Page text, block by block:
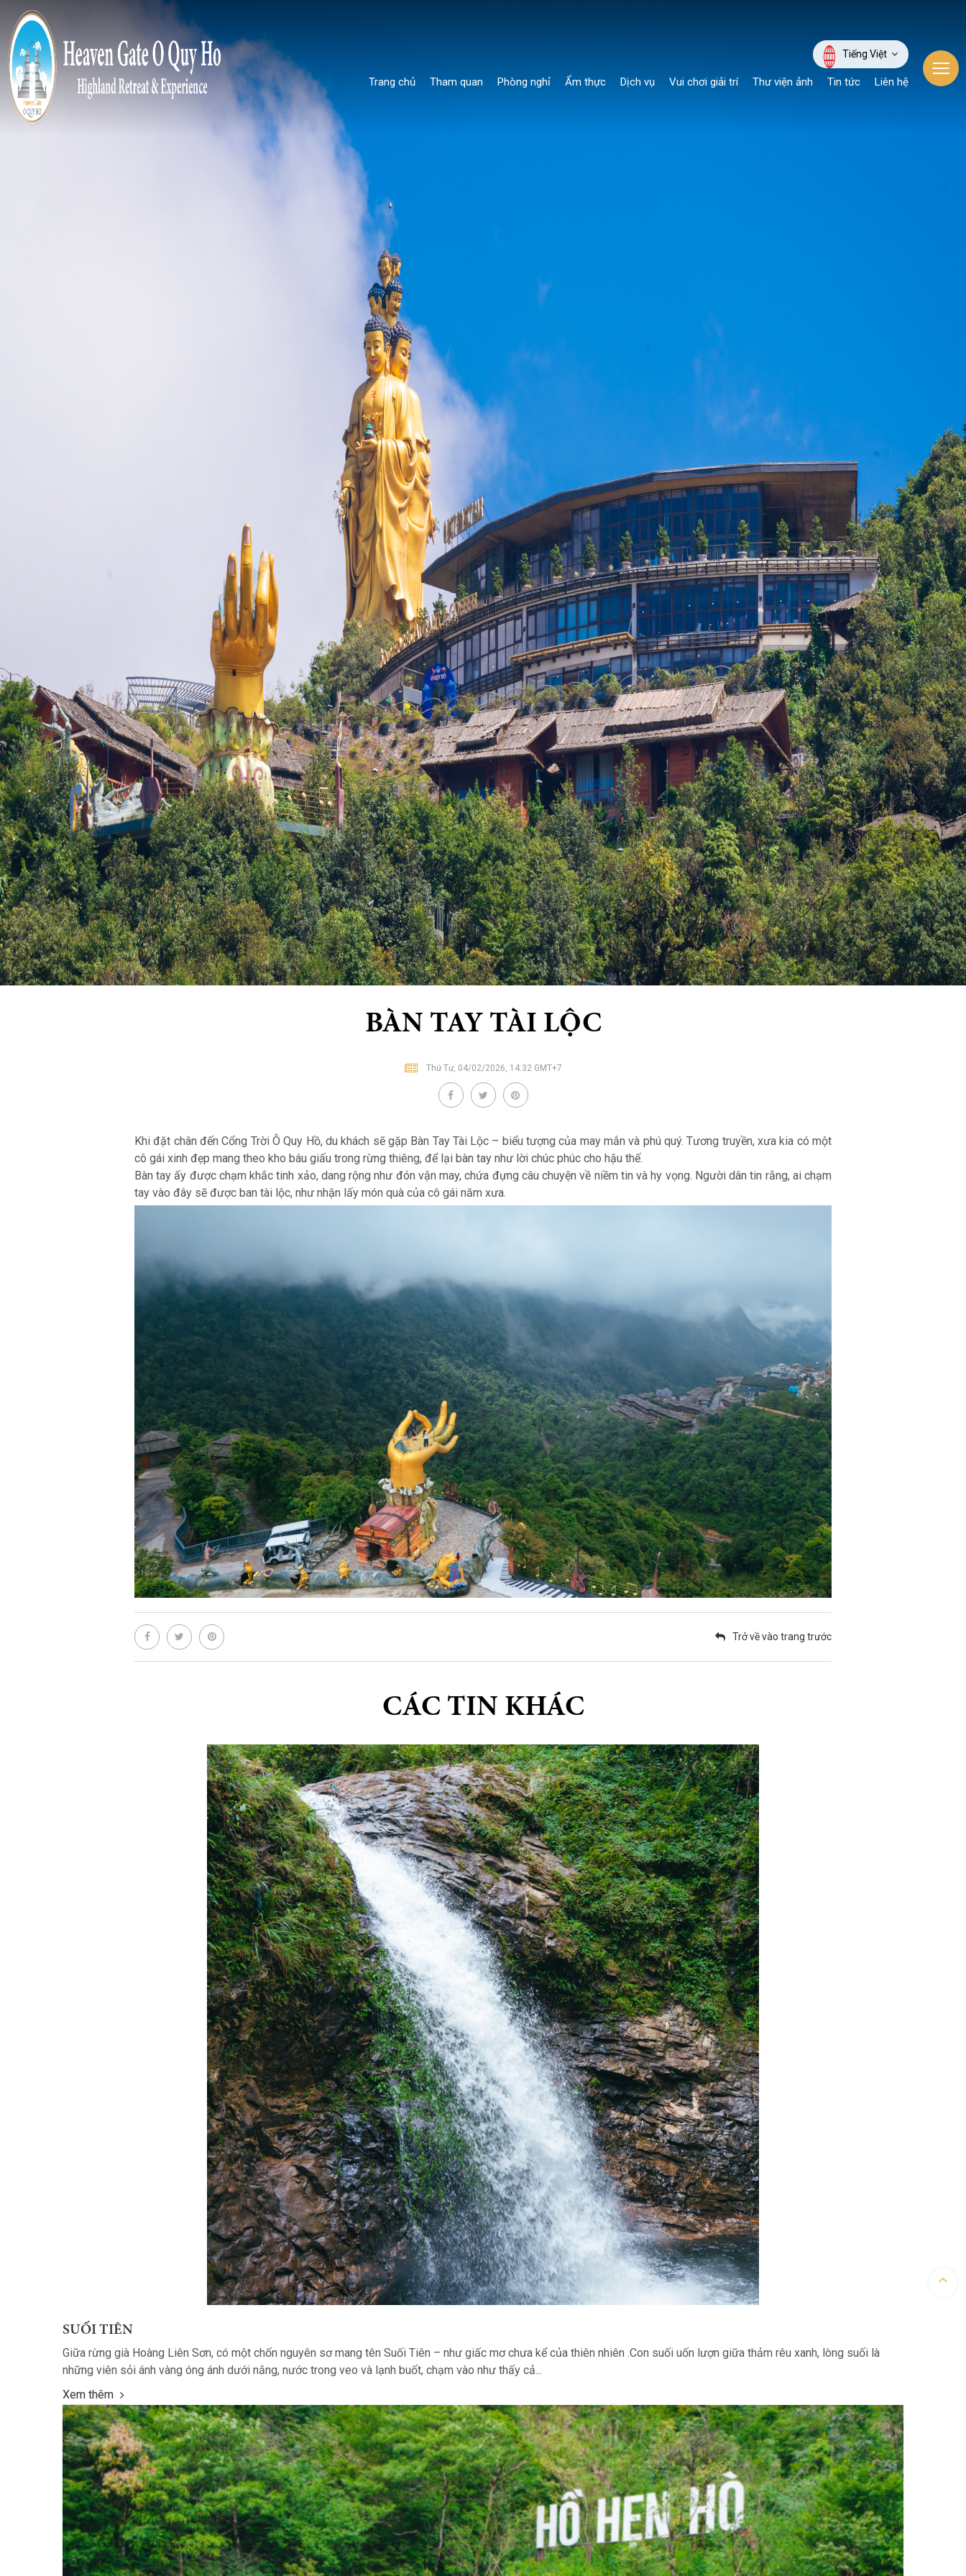
Tiếng Việt
Trang chủ Tham quan Phòng nghỉ Ẩm thực Dịch vụ Vui chơi giải trí Thư viện ảnh Tin tức Liên hệ
BÀN TAY TÀI LỘC
Thứ Tư, 04/02/2026, 14:32 GMT+7
Khi đặt chân đến Cổng Trời Ô Quy Hồ, du khách sẽ gặp Bàn Tay Tài Lộc – biểu tượng của may mắn và phú quý. Tương truyền, xưa kia có một
cô gái xinh đẹp mang theo kho báu giấu trong rừng thiêng, để lại bàn tay như lời chúc phúc cho hậu thế.
Bàn tay ấy được chạm khắc tinh xảo, dang rộng như đón vận may, chứa đựng câu chuyện về niềm tin và hy vọng. Người dân tin rằng, ai chạm
tay vào đây sẽ được ban tài lộc, như nhận lấy món quà của cô gái năm xưa.
Trở về vào trang trước
CÁC TIN KHÁC
SUỐI TIÊN
Giữa rừng già Hoàng Liên Sơn, có một chốn nguyên sơ mang tên Suối Tiên – như giấc mơ chưa kể của thiên nhiên .Con suối uốn lượn giữa thảm rêu xanh, lòng suối là
những viên sỏi ánh vàng óng ánh dưới nắng, nước trong veo và lạnh buốt, chạm vào như thấy cả...
Xem thêm